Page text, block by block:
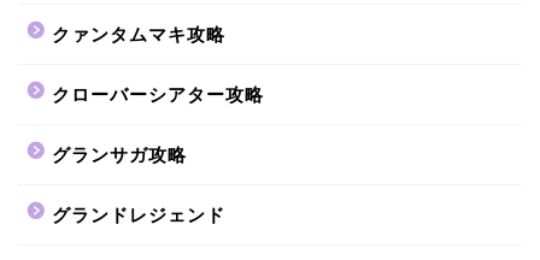
クァンタムマキ攻略
クローバーシアター攻略
グランサガ攻略
グランドレジェンド